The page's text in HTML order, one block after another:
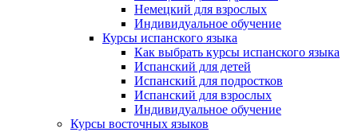
Немецкий для взрослых
Индивидуальное обучение
Курсы испанского языка
Как выбрать курсы испанского языка
Испанский для детей
Испанский для подростков
Испанский для взрослых
Индивидуальное обучение
Курсы восточных языков